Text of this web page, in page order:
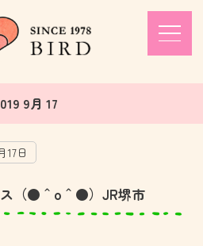
9月 17
17日
（●＾o＾●）JR堺市